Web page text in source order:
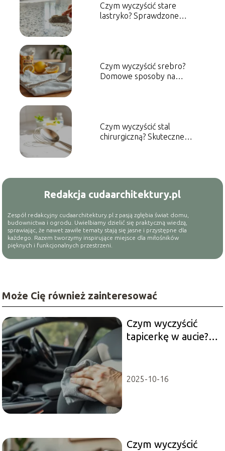
Czym wyczyścić stare
lastryko? Sprawdzone
Czym wyczyścić srebro?
Domowe sposoby na
Czym wyczyścić stal
chirurgiczną? Skuteczne
Redakcja cudaarchitektury.pl
Zespół redakcyjny cudaarchitektury.pl z pasją zgłębia świat domu,
budownictwa i ogrodu. Uwielbiamy dzielić się praktyczną wiedzą,
sprawiając, że nawet zawiłe tematy stają się jasne i przystępne dla
każdego. Razem tworzymy inspirujące miejsce dla miłośników
pięknych i funkcjonalnych przestrzeni.
Może Cię również zainteresować
Czym wyczyścić
tapicerkę w aucie?
2025-10-16
Czym wyczyścić